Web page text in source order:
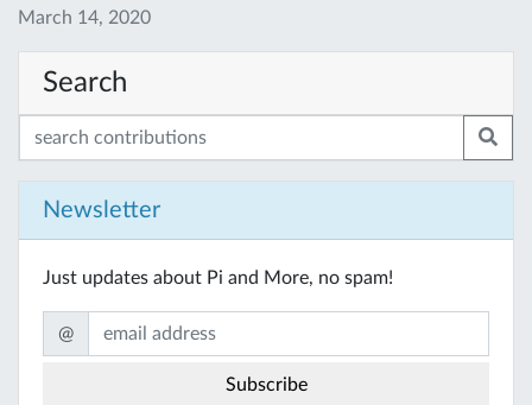
March 14, 2020
Search
Newsletter
Just updates about Pi and More, no spam!
@